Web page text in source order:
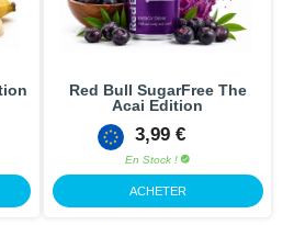
Red Bull SugarFree The
Acai Edition
3,99 €
En Stock !
ACHETER